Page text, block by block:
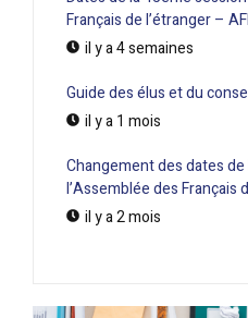
Français de l’étranger –
il y a 4 semaines
Guide des élus et du
il y a 1 mois
Changement des dates
l’Assemblée des Français
il y a 2 mois